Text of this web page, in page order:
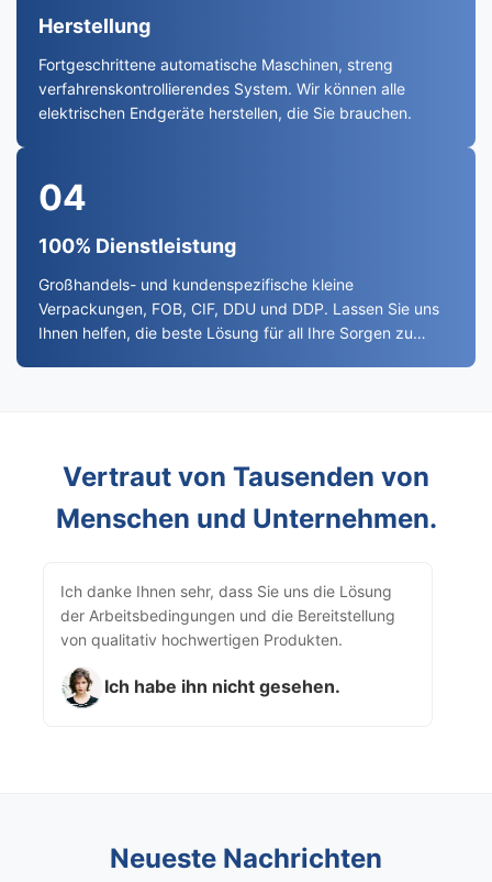
Herstellung
Fortgeschrittene automatische Maschinen, streng
verfahrenskontrollierendes System. Wir können alle
elektrischen Endgeräte herstellen, die Sie brauchen.
04
100% Dienstleistung
Großhandels- und kundenspezifische kleine
Verpackungen, FOB, CIF, DDU und DDP. Lassen Sie uns
Ihnen helfen, die beste Lösung für all Ihre Sorgen zu
Vertraut von Tausenden von
Menschen und Unternehmen.
Ich danke Ihnen sehr, dass Sie uns die Lösung
der Arbeitsbedingungen und die Bereitstellung
von qualitativ hochwertigen Produkten.
Ich habe ihn nicht gesehen.
Neueste Nachrichten